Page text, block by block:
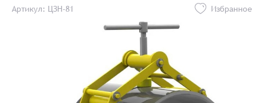
Артикул: ЦЗН-81 Избранное